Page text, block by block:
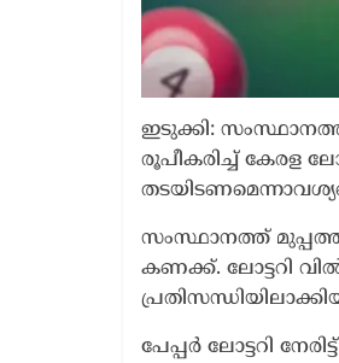
ഇടുക്കി:
രൂപീകരിച്ച് കേരള
സംസ്ഥാനത്ത്
കണക്ക്. ലോട്ടറി
പേപ്പർ ലോട്ടറി